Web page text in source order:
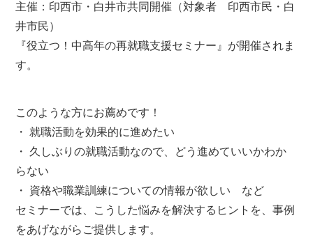
主催：印西市・白井市共同開催（対象者 印西市民・白
井市民）
『役立つ！中高年の再就職支援セミナー』が開催されま
す。
このような方にお薦めです！
・ 就職活動を効果的に進めたい
・ 久しぶりの就職活動なので、どう進めていいかわか
らない
・ 資格や職業訓練についての情報が欲しい など
セミナーでは、こうした悩みを解決するヒントを、事例
をあげながらご提供します。